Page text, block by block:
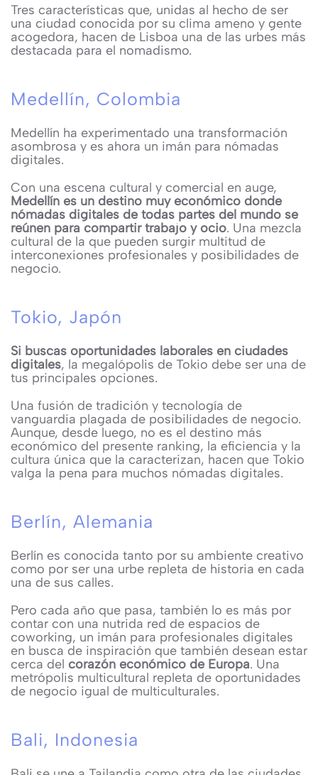
Tres características que, unidas al hecho de ser
una ciudad conocida por su clima ameno y gente
acogedora, hacen de Lisboa una de las urbes más
destacada para el nomadismo.
Medellín, Colombia
Medellín ha experimentado una transformación
asombrosa y es ahora un imán para nómadas
digitales.
Con una escena cultural y comercial en auge,
Medellín es un destino muy económico donde
nómadas digitales de todas partes del mundo se
reúnen para compartir trabajo y ocio. Una mezcla
cultural de la que pueden surgir multitud de
interconexiones profesionales y posibilidades de
negocio.
Tokio, Japón
Si buscas oportunidades laborales en ciudades
digitales, la megalópolis de Tokio debe ser una de
tus principales opciones.
Una fusión de tradición y tecnología de
vanguardia plagada de posibilidades de negocio.
Aunque, desde luego, no es el destino más
económico del presente ranking, la eficiencia y la
cultura única que la caracterizan, hacen que Tokio
valga la pena para muchos nómadas digitales.
Berlín, Alemania
Berlín es conocida tanto por su ambiente creativo
como por ser una urbe repleta de historia en cada
una de sus calles.
Pero cada año que pasa, también lo es más por
contar con una nutrida red de espacios de
coworking, un imán para profesionales digitales
en busca de inspiración que también desean estar
cerca del corazón económico de Europa. Una
metrópolis multicultural repleta de oportunidades
de negocio igual de multiculturales.
Bali, Indonesia